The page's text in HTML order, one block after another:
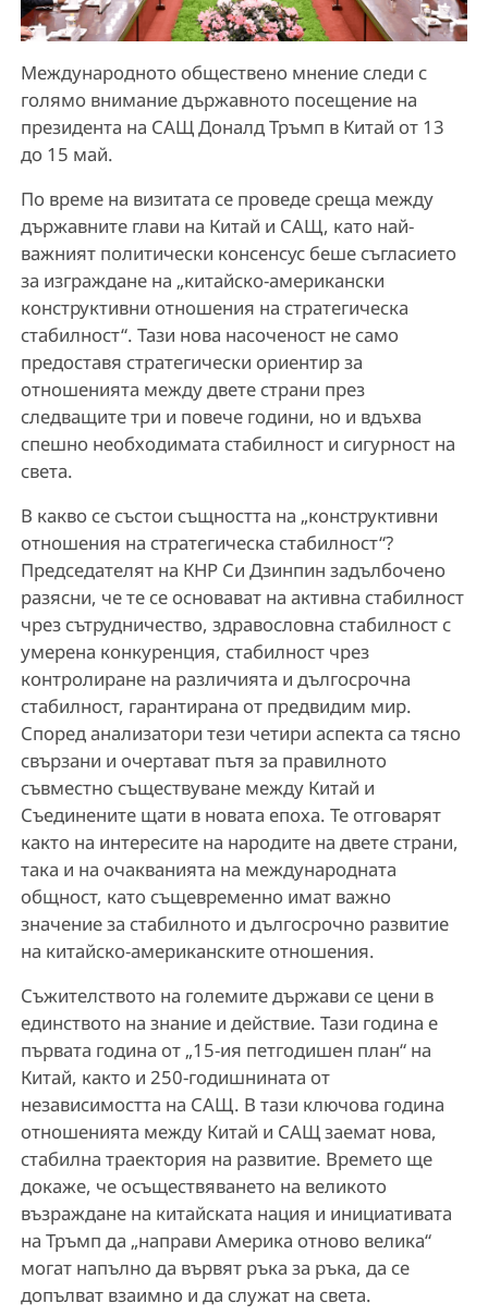
Международното обществено мнение следи с
голямо внимание държавното посещение на
президента на САЩ Доналд Тръмп в Китай от 13
до 15 май.
По време на визитата се проведе среща между
държавните глави на Китай и САЩ, като най-
важният политически консенсус беше съгласието
за изграждане на „китайско-американски
конструктивни отношения на стратегическа
стабилност“. Тази нова насоченост не само
предоставя стратегически ориентир за
отношенията между двете страни през
следващите три и повече години, но и вдъхва
спешно необходимата стабилност и сигурност на
света.
В какво се състои същността на „конструктивни
отношения на стратегическа стабилност“?
Председателят на КНР Си Дзинпин задълбочено
разясни, че те се основават на активна стабилност
чрез сътрудничество, здравословна стабилност с
умерена конкуренция, стабилност чрез
контролиране на различията и дългосрочна
стабилност, гарантирана от предвидим мир.
Според анализатори тези четири аспекта са тясно
свързани и очертават пътя за правилното
съвместно съществуване между Китай и
Съединените щати в новата епоха. Те отговарят
както на интересите на народите на двете страни,
така и на очакванията на международната
общност, като същевременно имат важно
значение за стабилното и дългосрочно развитие
на китайско-американските отношения.
Съжителството на големите държави се цени в
единството на знание и действие. Тази година е
първата година от „15-ия петгодишен план“ на
Китай, както и 250-годишнината от
независимостта на САЩ. В тази ключова година
отношенията между Китай и САЩ заемат нова,
стабилна траектория на развитие. Времето ще
докаже, че осъществяването на великото
възраждане на китайската нация и инициативата
на Тръмп да „направи Америка отново велика“
могат напълно да вървят ръка за ръка, да се
допълват взаимно и да служат на света.